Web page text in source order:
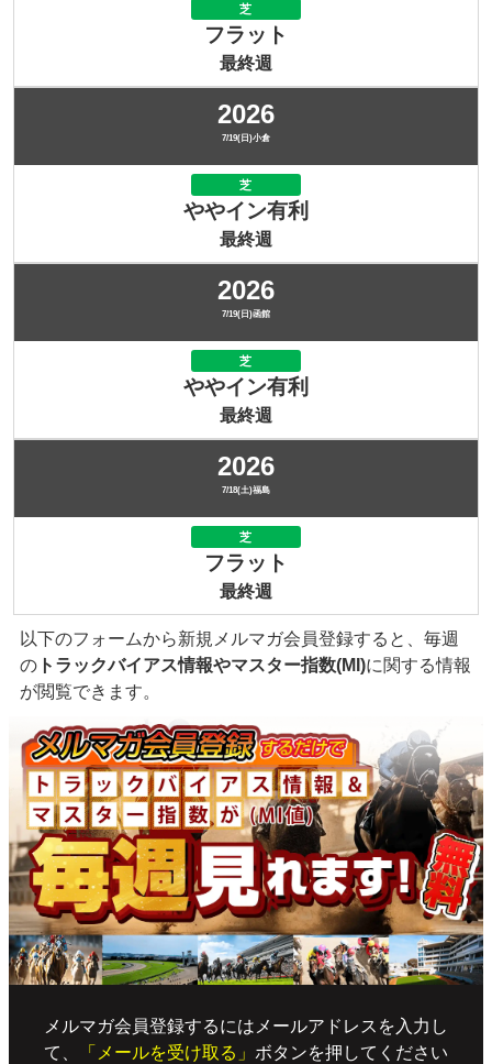
芝
フラット
最終週
2026
7/19(日)小倉
芝
ややイン有利
最終週
2026
7/19(日)函館
芝
ややイン有利
最終週
2026
7/18(土)福島
芝
フラット
最終週
以下のフォームから新規メルマガ会員登録すると、毎週
の トラックバイアス情報やマスター指数(MI)に関する情報
が閲覧できます。
メルマガ会員登録するにはメールアドレスを入力し
て、
「メールを受け取る」 ボタンを押してください